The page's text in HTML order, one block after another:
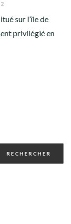
sur l’île de
privilégié en
RECHERCHER